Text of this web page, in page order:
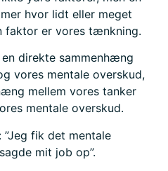
hvor lidt eller meget
faktor er vores tænkning.
direkte sammenhæng
vores mentale overskud,
mellem vores tanker
mentale overskud.
fik det mentale
mit job op”.